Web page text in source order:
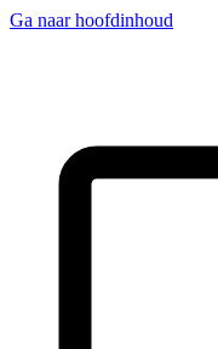
Ga naar hoofdinhoud